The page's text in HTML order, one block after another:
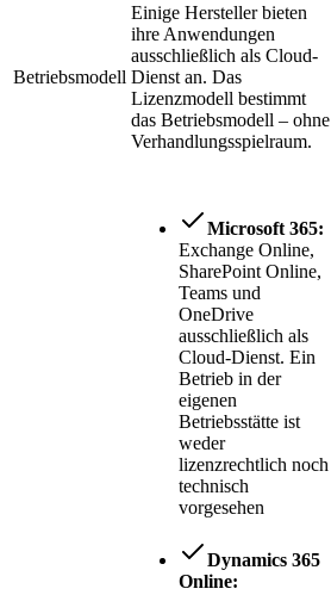
Betriebsmodell
Einige Hersteller bieten
ihre Anwendungen
ausschließlich als Cloud-
Dienst an. Das
Lizenzmodell bestimmt
das Betriebsmodell – ohne
Verhandlungsspielraum.
Microsoft 365:
Exchange Online,
SharePoint Online,
Teams und
OneDrive
ausschließlich als
Cloud-Dienst. Ein
Betrieb in der
eigenen
Betriebsstätte ist
weder
lizenzrechtlich noch
technisch
vorgesehen
Dynamics 365
Online: